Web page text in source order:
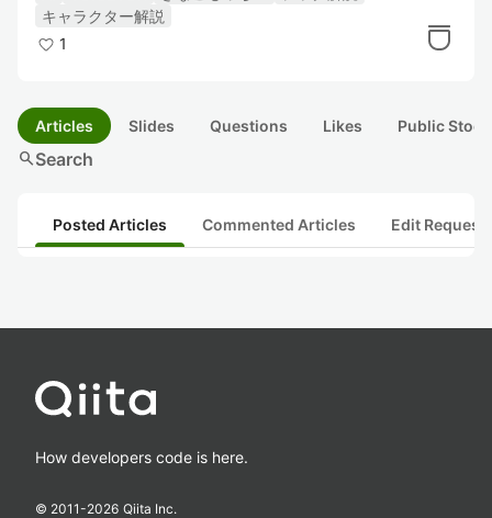
キャラクター解説
1
Articles Slides Questions Likes Public
searchSearch
Posted Articles Commented Articles Edit
How developers code is here.
© 2011-2026 Qiita Inc.